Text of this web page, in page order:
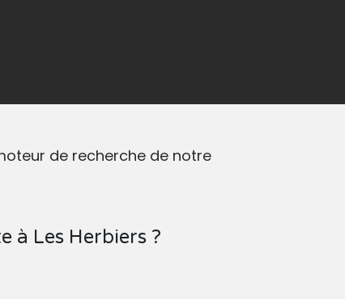
de recherche de notre
à Les Herbiers ?